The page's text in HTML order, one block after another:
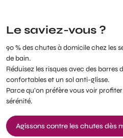
Le saviez-vous ?
90 % des chutes à domicile chez les
de bain.
Réduisez les risques avec des barres
confortables et un sol anti-glisse.
Parce qu’on préfère vous voir
sérénité.
Agissons contre les chutes dès